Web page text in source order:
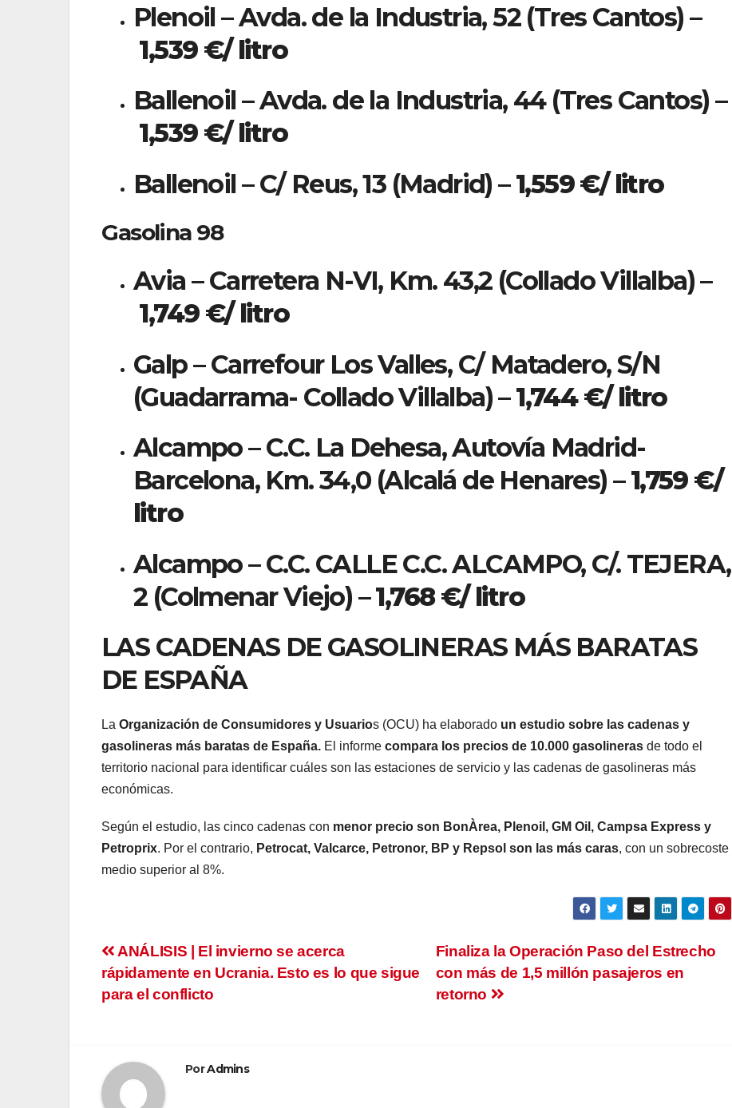
Plenoil – Avda. de la Industria, 52 (Tres Cantos) –
1,539 €/ litro
Ballenoil – Avda. de la Industria, 44 (Tres Cantos) –
1,539 €/ litro
Ballenoil – C/ Reus, 13 (Madrid) –1,559 €/ litro
Gasolina 98
Avia – Carretera N-VI, Km. 43,2 (Collado Villalba) –
1,749 €/ litro
Galp – Carrefour Los Valles, C/ Matadero, S/N
(Guadarrama- Collado Villalba) –1,744 €/ litro
Alcampo – C.C. La Dehesa, Autovía Madrid-
Barcelona, Km. 34,0 (Alcalá de Henares) –1,759 €/
litro
Alcampo – C.C. CALLE C.C. ALCAMPO, C/. TEJERA,
2 (Colmenar Viejo) –1,768 €/ litro
LAS CADENAS DE GASOLINERAS MÁS BARATAS
DE ESPAÑA
La Organización de Consumidores y Usuarios (OCU) ha elaborado un estudio sobre las cadenas y
gasolineras más baratas de España. El informe compara los precios de 10.000 gasolineras de todo el
territorio nacional para identificar cuáles son las estaciones de servicio y las cadenas de gasolineras más
económicas.
Según el estudio, las cinco cadenas con menor precio son BonÀrea, Plenoil, GM Oil, Campsa Express y
Petroprix. Por el contrario, Petrocat, Valcarce, Petronor, BP y Repsol son las más caras, con un sobrecoste
medio superior al 8%.
Navegación
de
Finaliza la Operación Paso del Estrecho
con más de 1,5 millón pasajeros en
retorno
ANÁLISIS | El invierno se acerca
rápidamente en Ucrania. Esto es lo que sigue
para el conflicto
PorAdmins